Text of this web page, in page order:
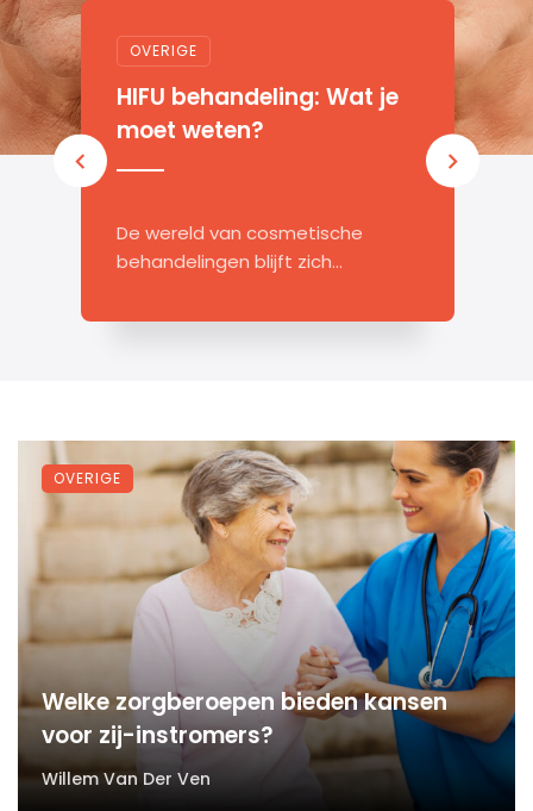
OVERIGE
HIFU behandeling: Wat je
moet weten?
De wereld van cosmetische
behandelingen blijft zich
meest innovatieve en ...
Welke zorgberoepen bieden kansen
voor zij-instromers?
Willem Van Der Ven
OVERIGE